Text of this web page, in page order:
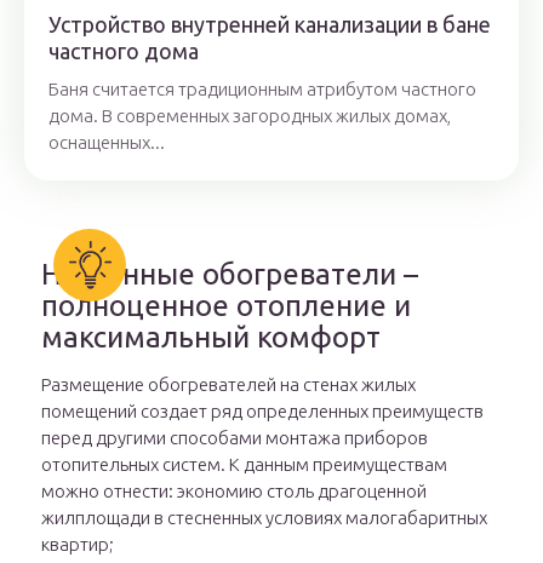
Устройство внутренней канализации в бане
частного дома
Баня считается традиционным атрибутом частного
дома. В современных загородных жилых домах,
оснащенных...
Настенные обогреватели –
полноценное отопление и
максимальный комфорт
Размещение обогревателей на стенах жилых
помещений создает ряд определенных преимуществ
перед другими способами монтажа приборов
отопительных систем. К данным преимуществам
можно отнести: экономию столь драгоценной
жилплощади в стесненных условиях малогабаритных
квартир;